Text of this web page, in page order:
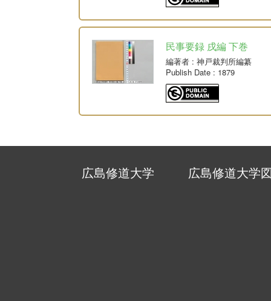
民事要録 戌編 下巻
編著者 : 神戸裁判所編纂
Publish Date : 1879
広島修道大学 広島修道大学